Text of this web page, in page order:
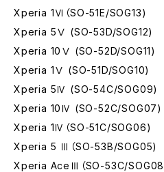
Xperia 1Ⅵ（SO-51E/SOG13)
Xperia 5Ⅴ (SO-53D/SOG12)
Xperia 10Ⅴ (SO-52D/SOG11)
Xperia 1Ⅴ (SO-51D/SOG10)
Xperia 5Ⅳ (SO-54C/SOG09)
Xperia 10Ⅳ (SO-52C/SOG07)
Xperia 1Ⅳ（SO-51C/SOG06)
Xperia 5 Ⅲ（SO-53B/SOG05)
Xperia AceⅢ（SO-53C/